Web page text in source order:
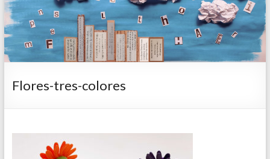
Ana
Meilán
Flores-tres-colores